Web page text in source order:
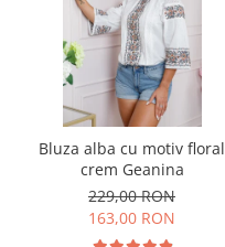
Bluza alba cu motiv floral
crem Geanina
229,00 RON
163,00 RON